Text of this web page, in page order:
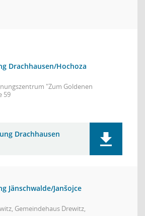
Drachhausen/Hochoza
"Zum Goldenen
59
Drachhausen
Jänschwalde/Janšojce
Gemeindehaus Drewitz,